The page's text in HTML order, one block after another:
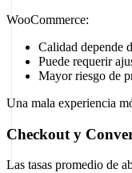
WooCommerce:
Calidad depende
Puede requerir
Mayor riesgo de
Una mala experiencia
Checkout y
Las tasas promedio de